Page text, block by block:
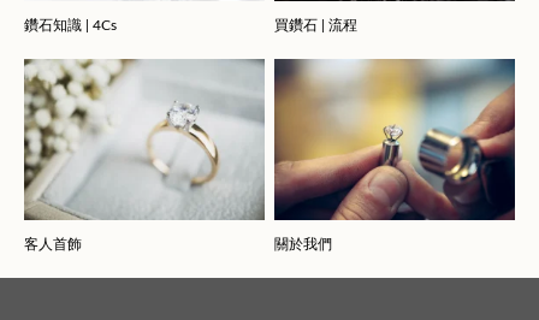
鑽石知識 | 4Cs 買鑽石 | 流程
客人首飾 關於我們